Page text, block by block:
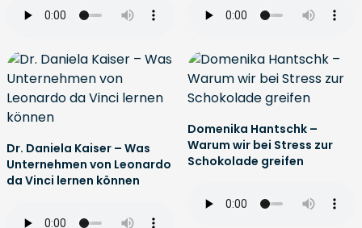
Dr. Daniela Kaiser – Was
Unternehmen von Leonardo
da Vinci lernen können
Domenika Hantschk –
Warum wir bei Stress zur
Schokolade greifen